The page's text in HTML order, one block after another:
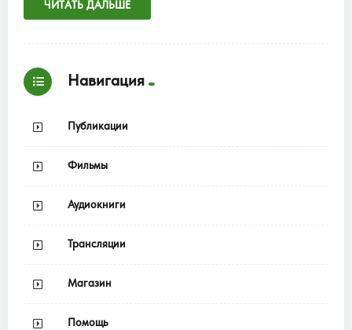
ЧИТАТЬ ДАЛЬШЕ
Навигация
Публикации
Фильмы
Аудиокниги
Трансляции
Магазин
Помощь